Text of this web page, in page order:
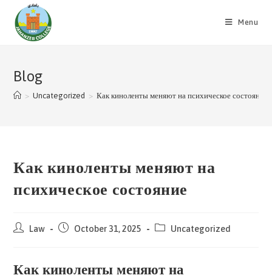
content
Menu
Blog
> Uncategorized > Как киноленты меняют на психическое состояние
Как киноленты меняют на
психическое состояние
PostLaw
PostOctober 31, 2025
PostUncategorized
Как киноленты меняют на